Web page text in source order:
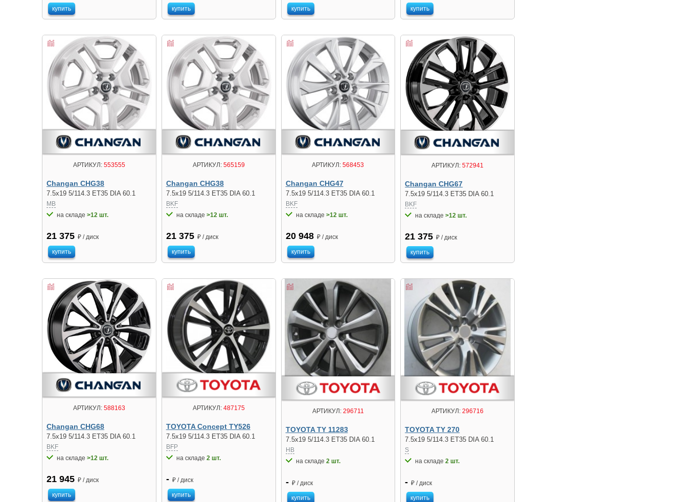
купить купить купить купить
АРТИКУЛ:553555
Changan CHG38
7.5x19 5/114.3 ET35 DIA 60.1
MB
на складе >12 шт.
21 375 ₽ / диск
купить
АРТИКУЛ:565159
Changan CHG38
7.5x19 5/114.3 ET35 DIA 60.1
BKF
на складе >12 шт.
21 375 ₽ / диск
купить
АРТИКУЛ: 568453
Changan CHG47
7.5x19 5/114.3 ET35 DIA 60.1
BKF
на складе >12 шт.
20 948 ₽ / диск
купить
АРТИКУЛ: 572941
Changan CHG67
7.5x19 5/114.3 ET35 DIA 60.1
BKF
на складе>12 шт.
21 375 ₽ / диск
купить
АРТИКУЛ:588163
Changan CHG68
7.5x19 5/114.3 ET35 DIA 60.1
BKF
на складе >12 шт.
21 945 ₽ / диск
купить
АРТИКУЛ:487175
TOYOTA Concept TY526
7.5x19 5/114.3 ET35 DIA 60.1
BFP
на складе 2 шт.
- ₽ / диск
купить
АРТИКУЛ:296711
TOYOTA TY 11283
7.5x19 5/114.3 ET35 DIA 60.1
HB
на складе 2 шт.
- ₽ / диск
купить
АРТИКУЛ: 296716
TOYOTA TY 270
7.5x19 5/114.3 ET35 DIA 60.1
S
на складе2 шт.
- ₽ / диск
купить